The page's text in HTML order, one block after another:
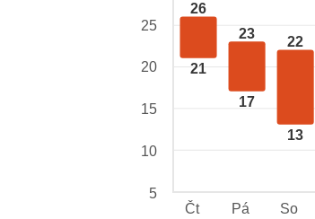
26
21
23
17
22
13
25
20
15
10
5
Čt
Pá So